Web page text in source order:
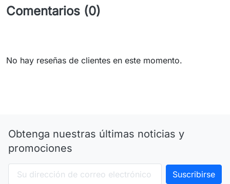
Comentarios (0)
No hay reseñas de clientes en este momento.
Obtenga nuestras últimas noticias y
promociones